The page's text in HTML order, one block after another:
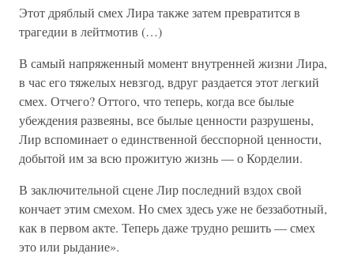
Этот дряблый смех Лира также затем превратится в
трагедии в лейтмотив (…)
В самый напряженный момент внутренней жизни Лира,
в час его тяжелых невзгод, вдруг раздается этот легкий
смех. Отчего? Оттого, что теперь, когда все былые
убеждения развеяны, все былые ценности разрушены,
Лир вспоминает о единственной бесспорной ценности,
добытой им за всю прожитую жизнь — о Корделии.
В заключительной сцене Лир последний вздох свой
кончает этим смехом. Но смех здесь уже не беззаботный,
как в первом акте. Теперь даже трудно решить — смех
это или рыдание».